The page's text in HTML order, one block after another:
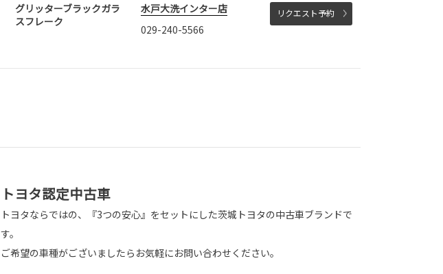
グリッターブラックガラ
スフレーク
水戸大洗インター店
029-240-5566
リクエスト予約
トヨタ認定中古車
トヨタならではの、『3つの安心』をセットにした茨城トヨタの中古車ブランドで
す。
ご希望の車種がございましたらお気軽にお問い合わせください。